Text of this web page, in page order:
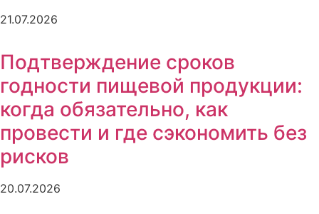
21.07.2026
Подтверждение сроков
годности пищевой продукции:
когда обязательно, как
провести и где сэкономить без
рисков
20.07.2026